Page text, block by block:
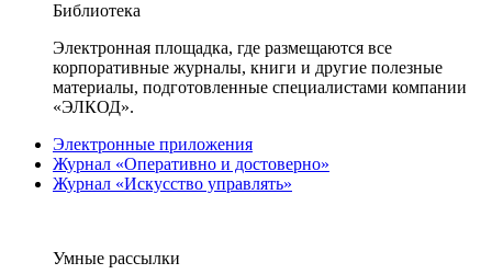
Библиотека
Электронная площадка, где размещаются все
корпоративные журналы, книги и другие полезные
материалы, подготовленные специалистами компании
«ЭЛКОД».
Электронные приложения
Журнал «Оперативно и достоверно»
Журнал «Искусство управлять»
Умные рассылки